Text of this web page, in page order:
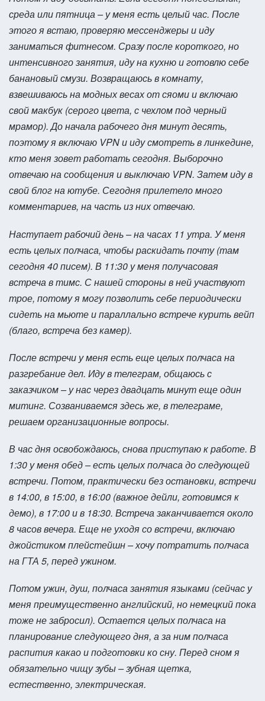
среда или пятница – у меня есть целый час. После
этого я встаю, проверяю мессенджеры и иду
заниматься фитнесом. Сразу после короткого, но
интенсивного занятия, иду на кухню и готовлю себе
банановый смузи. Возвращаюсь в комнату,
взвешиваюсь на модных весах от сяоми и включаю
свой макбук (серого цвета, с чехлом под черный
мрамор). До начала рабочего дня минут десять,
поэтому я включаю VPN и иду смотреть в линкедине,
кто меня зовет работать сегодня. Выборочно
отвечаю на сообщения и выключаю VPN. Затем иду в
свой блог на ютубе. Сегодня прилетело много
комментариев, на часть из них отвечаю.
Наступает рабочий день – на часах 11 утра. У меня
есть целых полчаса, чтобы раскидать почту (там
сегодня 40 писем). В 11:30 у меня получасовая
встреча в тимс. С нашей стороны в ней участвуют
трое, потому я могу позволить себе периодически
сидеть на мьюте и параллально встрече курить вейп
(благо, встреча без камер).
После встречи у меня есть еще целых полчаса на
разгребание дел. Иду в телеграм, общаюсь с
заказчиком – у нас через двадцать минут еще один
митинг. Созваниваемся здесь же, в телеграме,
решаем организационные вопросы.
В час дня освобождаюсь, снова приступаю к работе. В
1:30 у меня обед – есть целых полчаса до следующей
встречи. Потом, практически без остановки, встречи
в 14:00, в 15:00, в 16:00 (важное дейли, готовимся к
демо), в 17:00 и в 18:30. Встреча заканчивается около
8 часов вечера. Еще не уходя со встречи, включаю
джойстиком плейстейшн – хочу потратить полчаса
на ГТА 5, перед ужином.
Потом ужин, душ, полчаса занятия языками (сейчас у
меня преимущественно английский, но немецкий пока
тоже не забросил). Остается целых полчаса на
планирование следующего дня, а за ним полчаса
распития какао и подготовки ко сну. Перед сном я
обязательно чищу зубы – зубная щетка,
естественно, электрическая.